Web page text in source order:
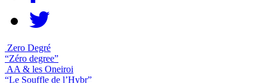
Zero Degré
“Zéro degree”
AA & les Oneiroi
“Le Souffle de l’Hybr”